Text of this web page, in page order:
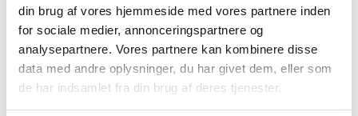
din brug af vores hjemmeside med vores partnere inden
for sociale medier, annonceringspartnere og
analysepartnere. Vores partnere kan kombinere disse
data med andre oplysninger, du har givet dem, eller som
de har indsamlet fra din brug af deres tjenester.
Læsning og bøn
2. salme
Velsignelse